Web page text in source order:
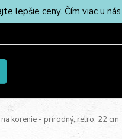
lepšie ceny. Čím viac u
korenie - prírodný, retro, 22 cm